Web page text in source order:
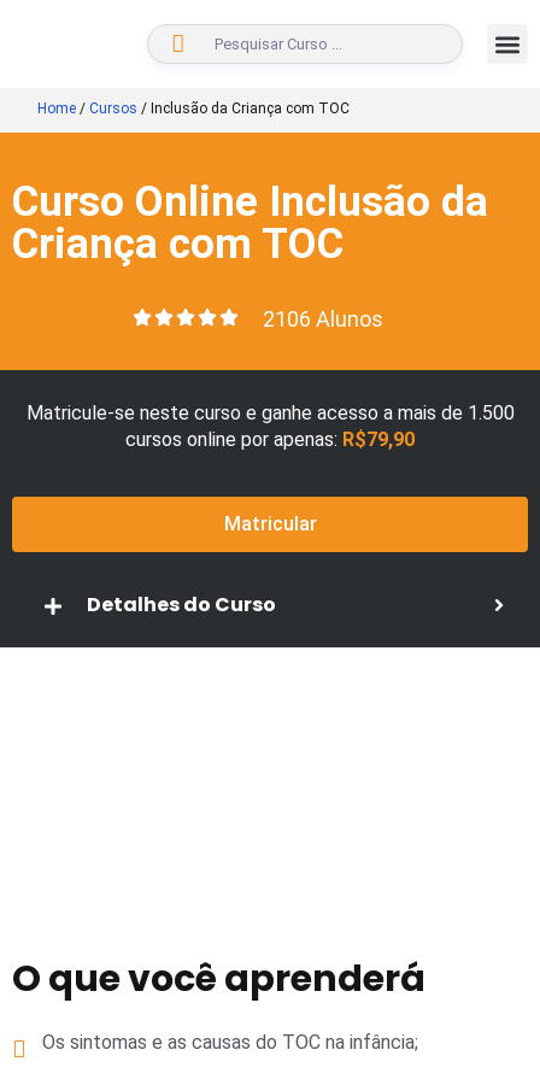
BUSCAR
Home / Cursos / Inclusão da Criança com TOC
Curso Online Inclusão da
Criança com TOC
2106 Alunos
Matricule-se neste curso e ganhe acesso a mais de 1.500
cursos online por apenas: R$79,90
Matricular
Detalhes do Curso
O que você aprenderá
Os sintomas e as causas do TOC na infância;